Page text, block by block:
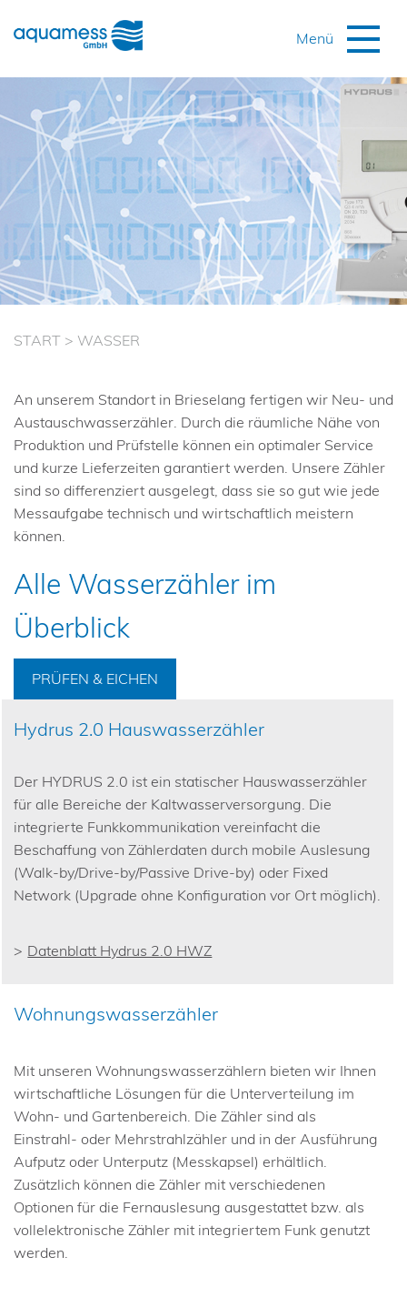
START > WASSER
An unserem Standort in Brieselang fertigen wir Neu- und
Austauschwasserzähler. Durch die räumliche Nähe von
Produktion und Prüfstelle können ein optimaler Service
und kurze Lieferzeiten garantiert werden. Unsere Zähler
sind so differenziert ausgelegt, dass sie so gut wie jede
Messaufgabe technisch und wirtschaftlich meistern
können.
Alle Wasserzähler im
Überblick
PRÜFEN & EICHEN
Hydrus 2.0 Hauswasserzähler
Der HYDRUS 2.0 ist ein statischer Hauswasserzähler
für alle Bereiche der Kaltwasserversorgung. Die
integrierte Funkkommunikation vereinfacht die
Beschaffung von Zählerdaten durch mobile Auslesung
(Walk-by/Drive-by/Passive Drive-by) oder Fixed
Network (Upgrade ohne Konfiguration vor Ort möglich).
Datenblatt Hydrus 2.0 HWZ
Wohnungswasserzähler
Mit unseren Wohnungswasserzählern bieten wir Ihnen
wirtschaftliche Lösungen für die Unterverteilung im
Wohn- und Gartenbereich. Die Zähler sind als
Einstrahl- oder Mehrstrahlzähler und in der Ausführung
Aufputz oder Unterputz (Messkapsel) erhältlich.
Zusätzlich können die Zähler mit verschiedenen
Optionen für die Fernauslesung ausgestattet bzw. als
vollelektronische Zähler mit integriertem Funk genutzt
werden.